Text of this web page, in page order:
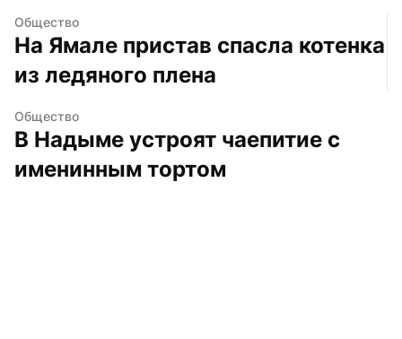
Общество
На Ямале пристав спасла котенка
из ледяного плена
Общество
В Надыме устроят чаепитие с
именинным тортом